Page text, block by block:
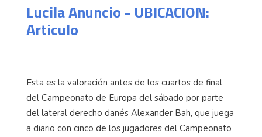
Lucila Anuncio - UBICACION:
Articulo
Esta es la valoración antes de los cuartos de final
del Campeonato de Europa del sábado por parte
del lateral derecho danés Alexander Bah, que juega
a diario con cinco de los jugadores del Campeonato